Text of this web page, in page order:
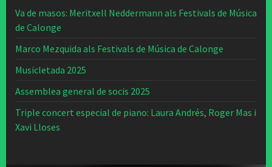
Va de masos: Meritxell Neddermann als Festivals de Música
de Calonge
Marco Mezquida als Festivals de Música de Calonge
Musicletada 2025
Assemblea general de socis 2025
Triple concert especial de piano: Laura Andrés, Roger Mas i
Xavi Lloses